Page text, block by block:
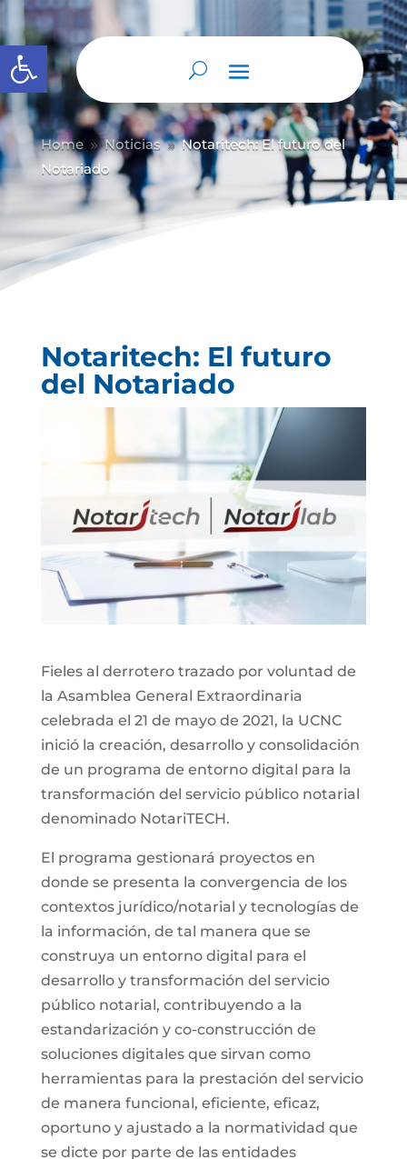
Abrir barra de herramientas
Home 9 Noticias 9 Notaritech: El futuro del
Notariado
Notaritech: El futuro
del Notariado
Fieles al derrotero trazado por voluntad de
la Asamblea General Extraordinaria
celebrada el 21 de mayo de 2021, la UCNC
inició la creación, desarrollo y consolidación
de un programa de entorno digital para la
transformación del servicio público notarial
denominado NotariTECH.
El programa gestionará proyectos en
donde se presenta la convergencia de los
contextos jurídico/notarial y tecnologías de
la información, de tal manera que se
construya un entorno digital para el
desarrollo y transformación del servicio
público notarial, contribuyendo a la
estandarización y co-construcción de
soluciones digitales que sirvan como
herramientas para la prestación del servicio
de manera funcional, eficiente, eficaz,
oportuno y ajustado a la normatividad que
se dicte por parte de las entidades